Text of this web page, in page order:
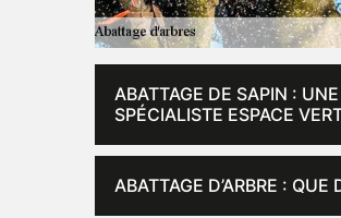
ABATTAGE DE SAPIN :
SPÉCIALISTE ESPACE
ABATTAGE D’ARBRE :